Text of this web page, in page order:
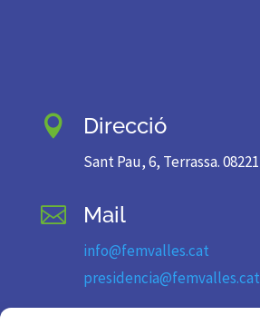
 Direcció
Sant Pau, 6, Terrassa. 08221
 Mail
info@femvalles.cat
presidencia@femvalles.cat